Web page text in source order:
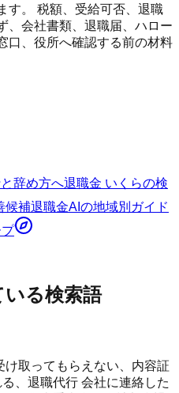
す。 税額、受給可否、退職
、会社書類、退職届、ハロー
口、役所へ確認する前の材料
辞め方へ退職金 いくらの検
候補退職金AI の地域別ガイド
る検索語
取ってもらえない、内容証
、退職代行 会社に連絡した